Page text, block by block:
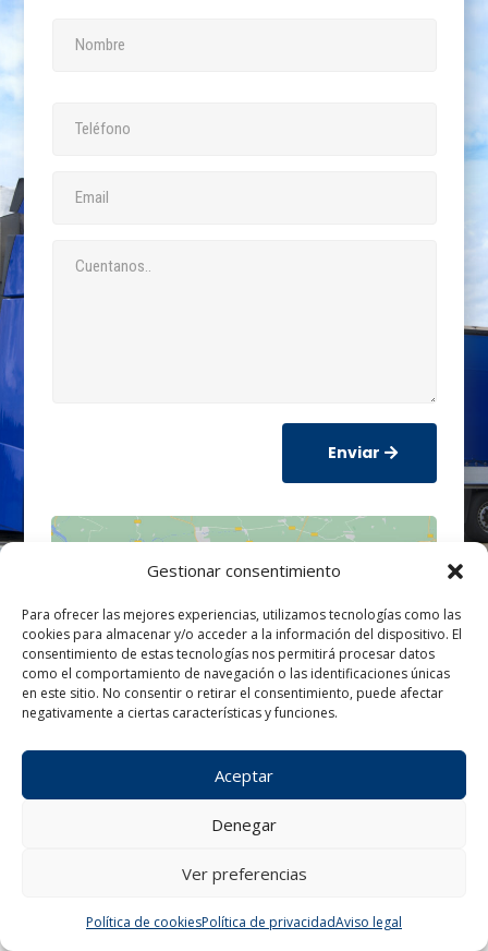
Gestionar consentimiento
Para ofrecer las mejores experiencias, utilizamos tecnologías como las
cookies para almacenar y/o acceder a la información del dispositivo. El
consentimiento de estas tecnologías nos permitirá procesar datos
como el comportamiento de navegación o las identificaciones únicas
en este sitio. No consentir o retirar el consentimiento, puede afectar
negativamente a ciertas características y funciones.
Aceptar
Denegar
Ver preferencias
Política de cookiesPolítica de privacidadAviso legal
Enviar
Haz clic para aceptar cookies de
marketing y permitir este contenido
¿Tienes alguna consulta?